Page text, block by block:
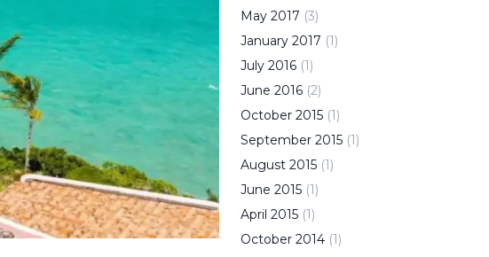
May 2017 (3)
January 2017 (1)
July 2016 (1)
June 2016 (2)
October 2015 (1)
September 2015 (1)
August 2015 (1)
June 2015 (1)
April 2015 (1)
October 2014 (1)